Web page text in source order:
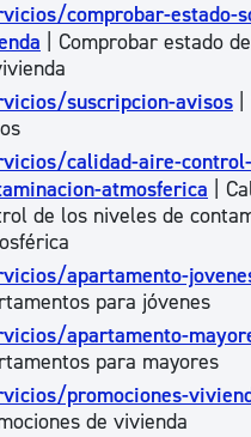
comprobar-estado-
| Comprobar estado
suscripcion-avisos
calidad-aire-
atmosferica |
de los niveles de
apartamento-
para jóvenes
apartamento-
para mayores
promociones-
de vivienda